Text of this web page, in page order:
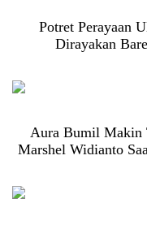
Potret Perayaan
Dirayakan
Aura Bumil Makin
Marshel Widianto